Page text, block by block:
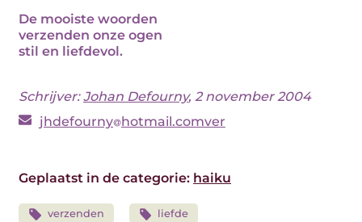
De mooiste woorden
verzenden onze ogen
stil en liefdevol.
Schrijver:Johan Defourny, 2 november 2004
jhdefourny hotmail.comver
Geplaatst in de categorie: haiku
verzenden liefde